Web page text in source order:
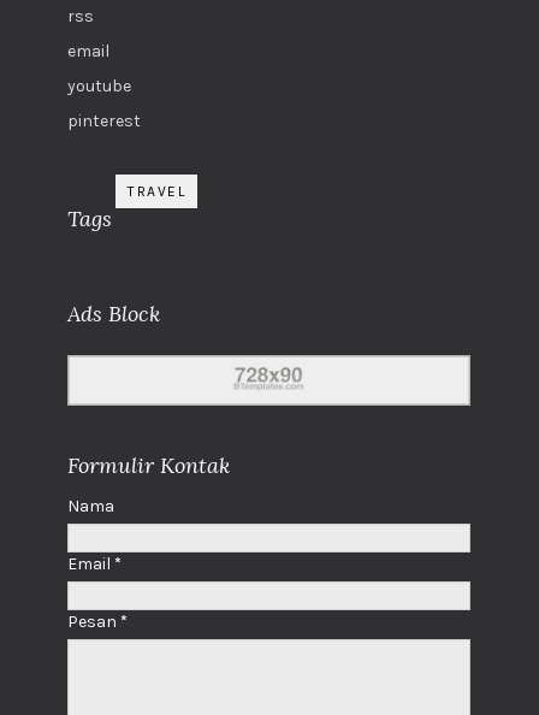
rss
email
youtube
pinterest
Tags
TRAVEL
Ads Block
Formulir Kontak
Nama
Email *
Pesan *